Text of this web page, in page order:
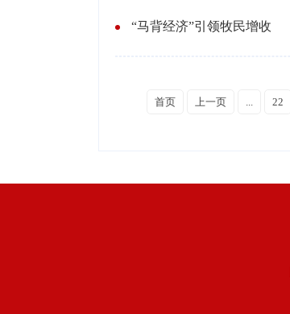
“马背经济”引领牧民增收
首页 上一页 ... 22